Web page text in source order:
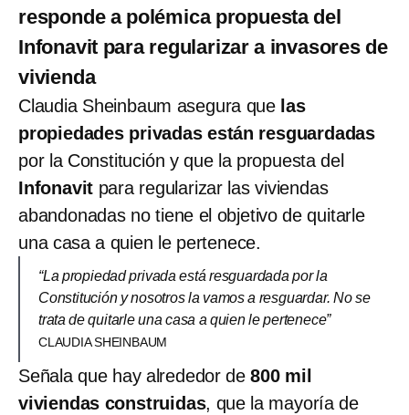
responde a polémica propuesta del
Infonavit para regularizar a invasores de
vivienda
Claudia Sheinbaum asegura que las
propiedades privadas están resguardadas
por la Constitución y que la propuesta del
Infonavit para regularizar las viviendas
abandonadas no tiene el objetivo de quitarle
una casa a quien le pertenece.
“La propiedad privada está resguardada por la
Constitución y nosotros la vamos a resguardar. No se
trata de quitarle una casa a quien le pertenece”
CLAUDIA SHEINBAUM
Señala que hay alrededor de800 mil
viviendas construidas, que la mayoría de